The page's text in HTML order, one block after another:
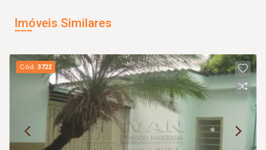
Imóveis Similares
Cód.3722